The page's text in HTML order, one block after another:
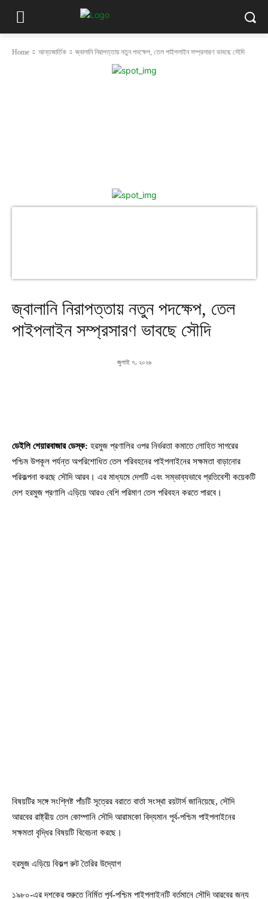
Home আন্তজার্তিক জ্বালানি নিরাপত্তায় নতুন পদক্ষেপ, তেল পাইপলাইন সম্প্রসারণ ভাবছে সৌদি
জ্বালানি নিরাপত্তায় নতুন পদক্ষেপ, তেল
পাইপলাইন সম্প্রসারণ ভাবছে সৌদি
জুলাই ৭, ২০২৬
ডেইলি শেয়ারবাজার ডেস্ক: হরমুজ প্রণালির ওপর নির্ভরতা কমাতে লোহিত সাগরের
পশ্চিম উপকূল পর্যন্ত অপরিশোধিত তেল পরিবহনের পাইপলাইনের সক্ষমতা বাড়ানোর
পরিকল্পনা করছে সৌদি আরব। এর মাধ্যমে দেশটি এবং সম্ভাব্যভাবে প্রতিবেশী কয়েকটি
দেশ হরমুজ প্রণালি এড়িয়ে আরও বেশি পরিমাণ তেল পরিবহন করতে পারবে।
বিষয়টির সঙ্গে সংশ্লিষ্ট পাঁচটি সূত্রের বরাতে বার্তা সংস্থা রয়টার্স জানিয়েছে, সৌদি
আরবের রাষ্ট্রীয় তেল কোম্পানি সৌদি আরামকো বিদ্যমান পূর্ব-পশ্চিম পাইপলাইনের
সক্ষমতা বৃদ্ধির বিষয়টি বিবেচনা করছে।
হরমুজ এড়িয়ে বিকল্প রুট তৈরির উদ্যোগ
১৯৮০-এর দশকের শুরুতে নির্মিত পূর্ব-পশ্চিম পাইপলাইনটি বর্তমানে সৌদি আরবের জন্য